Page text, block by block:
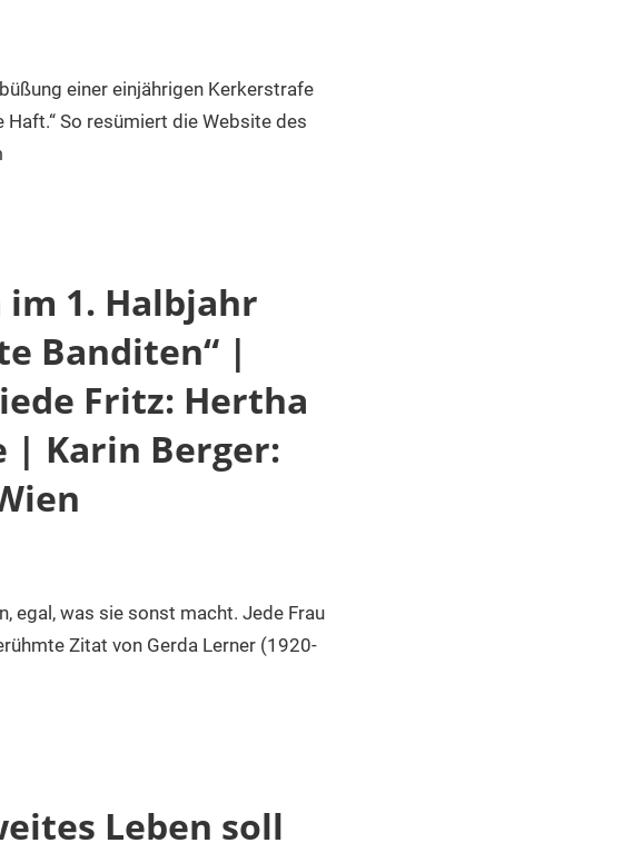
einer einjährigen Kerkerstrafe
So resümiert die Website des
1. Halbjahr
Banditen“ |
Fritz: Hertha
| Karin Berger:
egal, was sie sonst macht. Jede Frau
Zitat von Gerda Lerner (1920-
Leben soll